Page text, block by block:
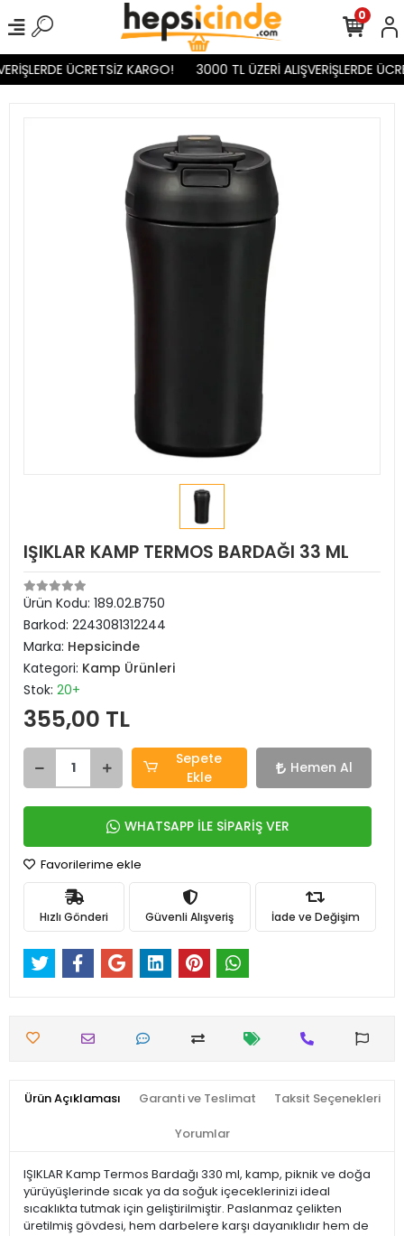
ÜCRETSİZ KARGO! 3000 TL ÜZERİ ALIŞVERİŞLERDE
0
IŞIKLAR KAMP TERMOS BARDAĞI 33 ML
Ürün Kodu: 189.02.B750
Barkod: 2243081312244
Marka: Hepsicinde
Kategori: Kamp Ürünleri
Stok: 20+
355,00 TL
Sepete
Ekle
Hemen Al
WHATSAPP İLE SİPARİŞ VER
Favorilerime ekle
Hızlı Gönderi Güvenli Alışveriş İade ve Değişim
Ürün Açıklaması Garanti ve Teslimat Taksit Seçenekleri
Yorumlar
IŞIKLAR Kamp Termos Bardağı 330 ml, kamp, piknik ve doğa
yürüyüşlerinde sıcak ya da soğuk içeceklerinizi ideal
sıcaklıkta tutmak için geliştirilmiştir. Paslanmaz çelikten
üretilmiş gövdesi, hem darbelere karşı dayanıklıdır hem de